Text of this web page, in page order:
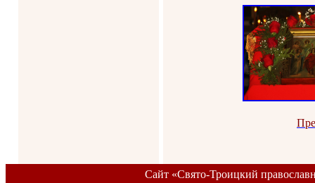
Сайт «Свято-Троицкий